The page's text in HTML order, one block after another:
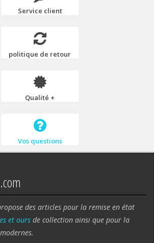
Service client
politique de retour
Qualité +
Vos questions
.com
des articles pour la remise en état
et ours de collection ainsi que pour la